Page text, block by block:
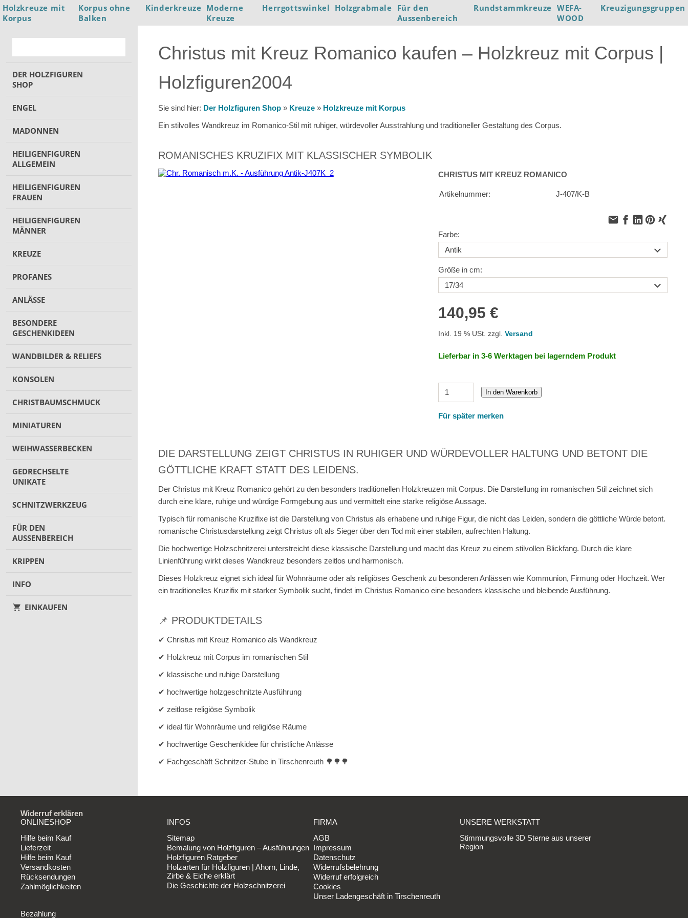
Holzkreuze mit
Korpus
Korpus ohne
Balken
Kinderkreuze Moderne
Kreuze
Herrgottswinkel Holzgrabmale Für den
Aussenbereich
Rundstammkreuze WEFA-
WOOD
Kreuzigungsgruppen
DER HOLZFIGUREN
SHOP
ENGEL
MADONNEN
HEILIGENFIGUREN
ALLGEMEIN
HEILIGENFIGUREN
FRAUEN
HEILIGENFIGUREN
MÄNNER
KREUZE
PROFANES
ANLÄSSE
BESONDERE
GESCHENKIDEEN
WANDBILDER & RELIEFS
KONSOLEN
CHRISTBAUMSCHMUCK
MINIATUREN
WEIHWASSERBECKEN
GEDRECHSELTE
UNIKATE
SCHNITZWERKZEUG
FÜR DEN
AUSSENBEREICH
KRIPPEN
INFO
EINKAUFEN
Christus mit Kreuz Romanico kaufen – Holzkreuz mit Corpus |
Holzfiguren2004
Sie sind hier: Der Holzfiguren Shop» Kreuze» Holzkreuze mit Korpus
Ein stilvolles Wandkreuz im Romanico-Stil mit ruhiger, würdevoller Ausstrahlung und traditioneller Gestaltung des Corpus.
ROMANISCHES KRUZIFIX MIT KLASSISCHER SYMBOLIK
CHRISTUS MIT KREUZ ROMANICO
Artikelnummer: J-407/K-B
Farbe:
Größe in cm:
140,95 €
Inkl. 19 % USt. zzgl.Versand
Lieferbar in 3-6 Werktagen bei lagerndem Produkt
In den Warenkorb
Für später merken
DIE DARSTELLUNG ZEIGT CHRISTUS IN RUHIGER UND WÜRDEVOLLER HALTUNG UND BETONT DIE
GÖTTLICHE KRAFT STATT DES LEIDENS.
Der Christus mit Kreuz Romanico gehört zu den besonders traditionellen Holzkreuzen mit Corpus. Die Darstellung im romanischen Stil zeichnet sich
durch eine klare, ruhige und würdige Formgebung aus und vermittelt eine starke religiöse Aussage.
Typisch für romanische Kruzifixe ist die Darstellung von Christus als erhabene und ruhige Figur, die nicht das Leiden, sondern die göttliche Würde betont.
romanische Christusdarstellung zeigt Christus oft als Sieger über den Tod mit einer stabilen, aufrechten Haltung.
Die hochwertige Holzschnitzerei unterstreicht diese klassische Darstellung und macht das Kreuz zu einem stilvollen Blickfang. Durch die klare
Linienführung wirkt dieses Wandkreuz besonders zeitlos und harmonisch.
Dieses Holzkreuz eignet sich ideal für Wohnräume oder als religiöses Geschenk zu besonderen Anlässen wie Kommunion, Firmung oder Hochzeit. Wer
ein traditionelles Kruzifix mit starker Symbolik sucht, findet im Christus Romanico eine besonders klassische und bleibende Ausführung.
📌 PRODUKTDETAILS
✔ Christus mit Kreuz Romanico als Wandkreuz
✔ Holzkreuz mit Corpus im romanischen Stil
✔ klassische und ruhige Darstellung
✔ hochwertige holzgeschnitzte Ausführung
✔ zeitlose religiöse Symbolik
✔ ideal für Wohnräume und religiöse Räume
✔ hochwertige Geschenkidee für christliche Anlässe
✔ Fachgeschäft Schnitzer-Stube in Tirschenreuth 🌳🌳🌳
Widerruf erklären
ONLINESHOP
Hilfe beim Kauf
Lieferzeit
Hilfe beim Kauf
Versandkosten
Rücksendungen
Zahlmöglichkeiten
INFOS
Sitemap
Bemalung von Holzfiguren – Ausführungen
Holzfiguren Ratgeber
Holzarten für Holzfiguren | Ahorn, Linde,
Zirbe & Eiche erklärt
Die Geschichte der Holzschnitzerei
FIRMA
AGB
Impressum
Datenschutz
Widerrufsbelehrung
Widerruf erfolgreich
Cookies
Unser Ladengeschäft in Tirschenreuth
UNSERE WERKSTATT
Stimmungsvolle 3D Sterne aus unserer
Region
Bezahlung